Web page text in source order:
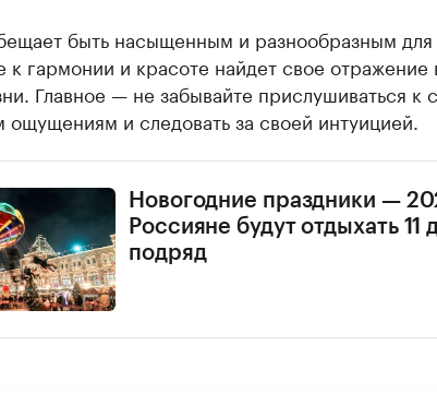
быть насыщенным и разнообразным
к гармонии и красоте найдет свое отражение
Главное — не забывайте прислушиваться к
ощущениям и следовать за своей интуицией.
Новогодние праздники —
Россияне будут отдыхать 11
подряд